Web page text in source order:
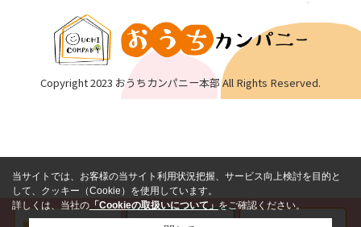
Copyright 2023 おうちカンパニー本部 All Rights Reserved.
当サイトでは、お客様の当サイト利用状況把握、サービス向上検討を目的と
して、クッキー（Cookie）を使用しています。
詳しくは、当社の 「Cookieの取扱いについて」 をご確認ください。